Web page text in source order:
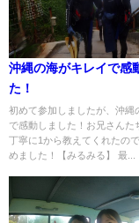
沖縄の海がキレイで感
た！
初めて参加しましたが、沖縄
で感動しました！お兄さんた
丁寧に1から教えてくれたの
めました！【みるみる】 最...